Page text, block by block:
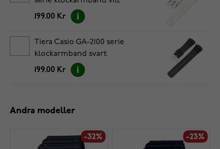
199.00 Kr
Tiera Casio GA-2100 serie
klockarmband svart
199.00 Kr
Andra modeller
-32% -23%